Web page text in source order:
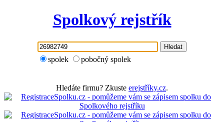
Spolkový rejstřík
Hledat
spolek pobočný spolek
Hledáte firmu? Zkuste erejstříky.cz.